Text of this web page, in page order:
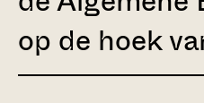
op de hoek